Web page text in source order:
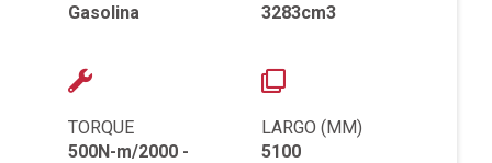
Gasolina
TORQUE
500N-m/2000 -
3283cm3
LARGO (MM)
5100